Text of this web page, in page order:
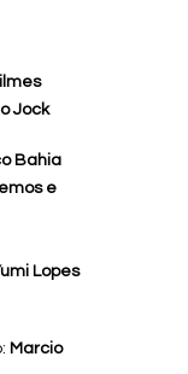
Jock
Bahia
e
Lopes
Marcio